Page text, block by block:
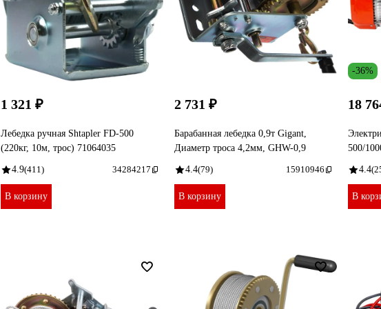
1 321 ₽
Лебедка ручная Shtapler FD-500
(220кг, 10м, трос) 71064035
4.9(411) 34284217
В корзину
2 731 ₽
Барабанная лебедка 0,9т Gigant,
Диаметр троса 4,2мм, GHW-0,9
4.4(79) 15910946
В корзину
-36%
18
500/
4.4
В